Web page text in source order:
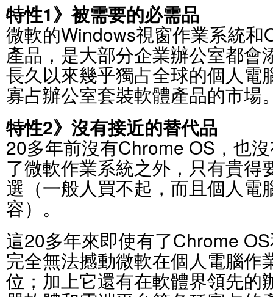
特性1》被需要的必需品
微軟的Windows視窗作業系統和
產品，是大部分企業辦公室都會
長久以來幾乎獨占全球的個人電
寡占辦公室套裝軟體產品的市場
特性2》沒有接近的替代品
20多年前沒有Chrome OS，也
了微軟作業系統之外，只有貴得
選（一般人買不起，而且個人電
容）。
這20多年來即使有了Chrome
完全無法撼動微軟在個人電腦作
位；加上它還有在軟體界領先的